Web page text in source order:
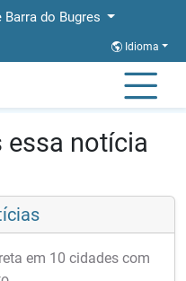
do Bugres
Idioma
essa notícia
em 10 cidades com